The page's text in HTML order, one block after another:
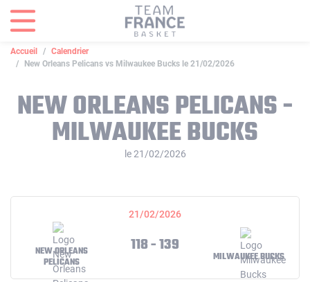
Accueil
Calendrier
New Orleans Pelicans vs Milwaukee Bucks le 21/02/2026
NEW ORLEANS PELICANS -
MILWAUKEE BUCKS
le 21/02/2026
21/02/2026
NEW ORLEANS
PELICANS
118 - 139
MILWAUKEE BUCKS
Panneau de gestion des cookies